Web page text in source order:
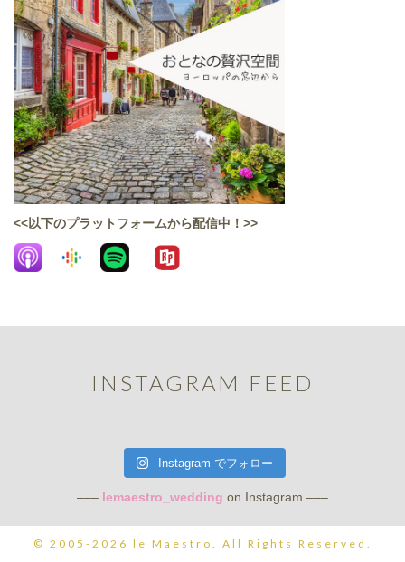
<<以下のプラットフォームから配信中！>>
INSTAGRAM FEED
Instagram でフォロー
––– lemaestro_wedding on Instagram –––
© 2005-2026 le Maestro. All Rights Reserved.